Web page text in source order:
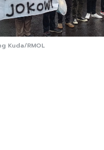
Kuda/RMOL